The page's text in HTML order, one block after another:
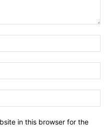
in this browser for the